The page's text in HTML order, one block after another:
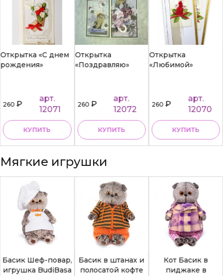
Открытка «С днем
рождения»
260₽
арт.
12071
КУПИТЬ
Открытка
«Поздравляю»
260₽
арт.
12072
КУПИТЬ
Открытка
«Любимой»
260₽
арт.
12070
КУПИТЬ
Мягкие игрушки
Басик Шеф-повар,
игрушка BudiBasa
Басик в штанах и
полосатой кофте
Кот Басик в
пиджаке в